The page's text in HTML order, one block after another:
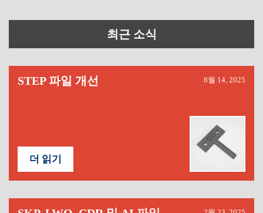
최근 소식
STEP 파일 개선 8월 14, 2025
더 읽기